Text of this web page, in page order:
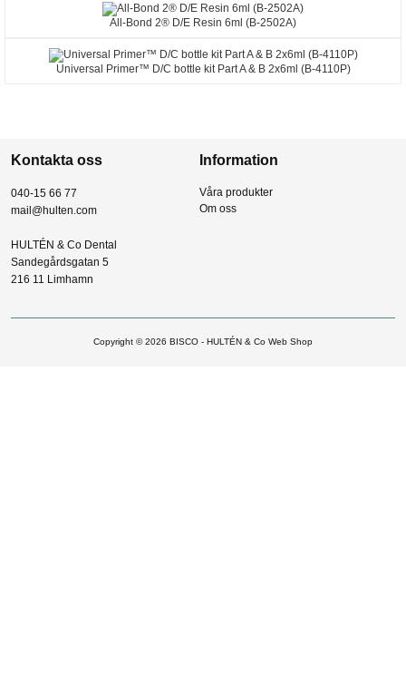
All-Bond 2® D/E Resin 6ml (B-2502A)
Universal Primer™ D/C bottle kit Part A & B 2x6ml (B-4110P)
Kontakta oss
040-15 66 77
mail@hulten.com
HULTÉN & Co Dental
Sandegårdsgatan 5
216 11 Limhamn
Information
Våra produkter
Om oss
Copyright © 2026 BISCO - HULTÉN & Co Web Shop